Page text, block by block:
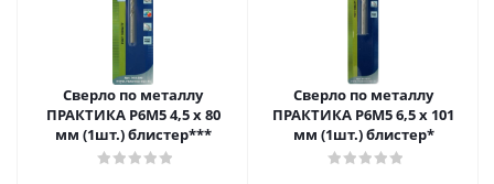
Сверло по металлу
ПРАКТИКА Р6М5 4,5 х 80
мм (1шт.) блистер***
Сверло по металлу
ПРАКТИКА Р6М5 6,5 х 101
мм (1шт.) блистер*